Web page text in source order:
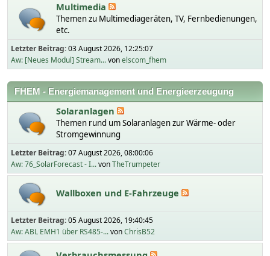
Multimedia
Themen zu Multimediageräten, TV, Fernbedienungen,
etc.
Letzter Beitrag:03 August 2026, 12:25:07
Aw: [Neues Modul] Stream...vonelscom_fhem
FHEM - Energiemanagement und Energieerzeugung
Solaranlagen
Themen rund um Solaranlagen zur Wärme- oder
Stromgewinnung
Letzter Beitrag:07 August 2026, 08:00:06
Aw: 76_SolarForecast - I...vonTheTrumpeter
Wallboxen und E-Fahrzeuge
Letzter Beitrag:05 August 2026, 19:40:45
Aw: ABL EMH1 über RS485-...vonChrisB52